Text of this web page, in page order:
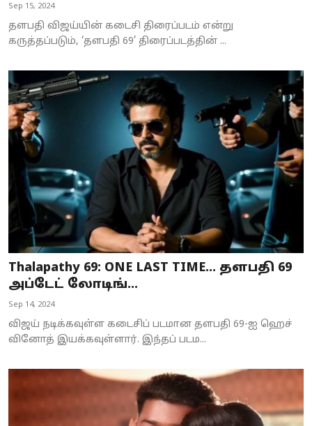
Sep 15, 2024
தளபதி விஜய்யின் கடைசி திரைப்படம் என்று
கருத்தப்படும், ‘தளபதி 69’ திரைப்படத்தின் ...
Thalapathy 69: ONE LAST TIME... தளபதி 69
அப்டேட் லோடிங்...
Sep 14, 2024
விஜய் நடிக்கவுள்ள கடைசிப் படமான தளபதி 69-ஐ ஹெச்
வினோத் இயக்கவுள்ளார். இந்தப் படம...